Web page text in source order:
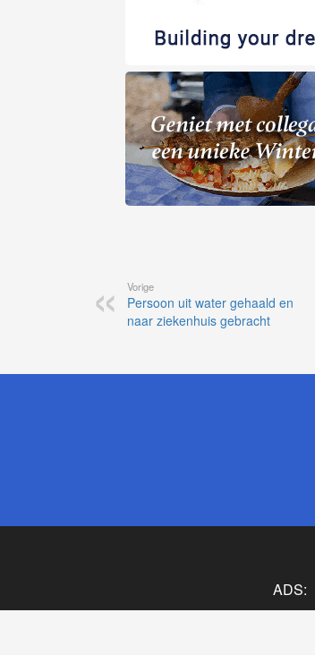
Vorige
Persoon uit water gehaald en
naar ziekenhuis gebracht
ADS: